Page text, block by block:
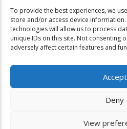
To provide the best experiences, we
store and/or access device
technologies will allow us to process
unique IDs on this site. Not consenting
adversely affect certain features and
Accept
Deny
View
HOME
SHOW-SCHEDULES
Cookie Consent mit Real Cookie